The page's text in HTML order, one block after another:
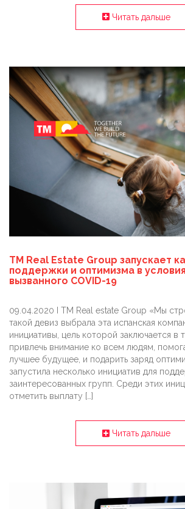
Читать дальше
TM Real Estate Group запускает
поддержки и оптимизма в
вызванного COVID-19
09.04.2020 I TM Real estate Group «Мы
такой девиз выбрала эта испанская
инициативы, цель которой заключается в
привлечь внимание ко всем людям,
лучшее будущее, и подарить заряд
запустила несколько инициатив для
заинтересованных групп. Среди этих
отметить выплату […]
Читать дальше